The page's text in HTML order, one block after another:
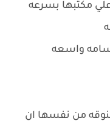
مكتبها بسرعه
واسعه
من نفسها ان